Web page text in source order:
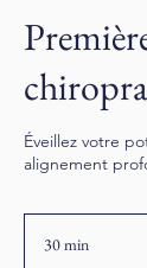
Éveillez votre
alignement
30 min